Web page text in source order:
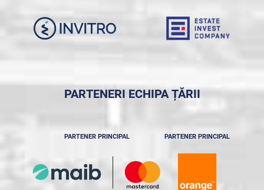
PARTENERI ECHIPA ȚĂRII
PARTENER PRINCIPAL PARTENER PRINCIPAL